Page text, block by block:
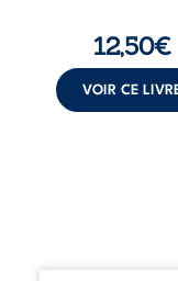
12,50€
VOIR CE